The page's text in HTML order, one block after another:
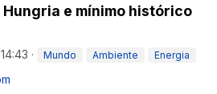
e mínimo histórico
· Mundo Ambiente Energia